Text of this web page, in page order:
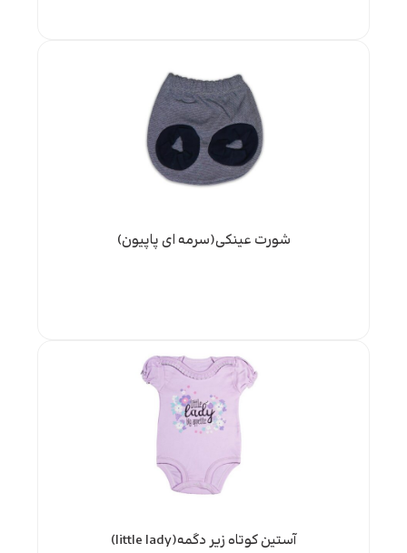
شورت عینکی(سرمه ای پاپیون)
آستین کوتاه زیر دگمه(little lady)